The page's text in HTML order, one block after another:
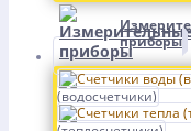
приборы
(водосчетчики)